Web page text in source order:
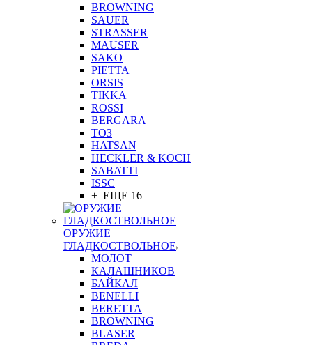
BROWNING
SAUER
STRASSER
MAUSER
SAKO
PIETTA
ORSIS
TIKKA
ROSSI
BERGARA
ТОЗ
HATSAN
HECKLER & KOCH
SABATTI
ISSC
+ ЕЩЕ 16
ОРУЖИЕ
ГЛАДКОСТВОЛЬНОЕ
МОЛОТ
КАЛАШНИКОВ
БАЙКАЛ
BENELLI
BERETTA
BROWNING
BLASER